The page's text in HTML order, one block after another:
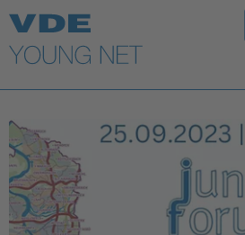
Top Themen
Fokusthemen
Energy
AI & Digital Trust